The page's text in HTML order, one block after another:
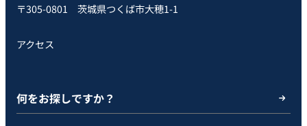
〒305-0801 茨城県つくば市大穂1-1
アクセス
何をお探しですか？